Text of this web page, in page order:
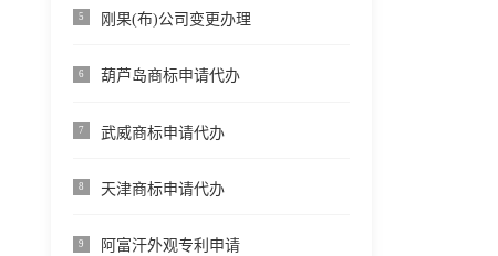
5 刚果(布)公司变更办理
6 葫芦岛商标申请代办
7 武威商标申请代办
8 天津商标申请代办
9 阿富汗外观专利申请